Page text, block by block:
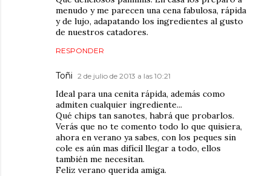
menudo y me parecen una cena fabulosa, rápida
y de lujo, adapatando los ingredientes al gusto
de nuestros catadores.
RESPONDER
Toñi 2 de julio de 2013 a las 10:21
Ideal para una cenita rápida, además como
admiten cualquier ingrediente...
Qué chips tan sanotes, habrá que probarlos.
Verás que no te comento todo lo que quisiera,
ahora en verano ya sabes, con los peques sin
cole es aún mas difícil llegar a todo, ellos
también me necesitan.
Feliz verano querida amiga.